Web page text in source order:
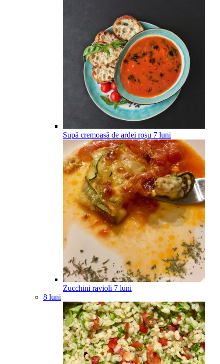
Supă cremoasă de ardei roșu 7 luni
Zucchini ravioli 7 luni
8 luni